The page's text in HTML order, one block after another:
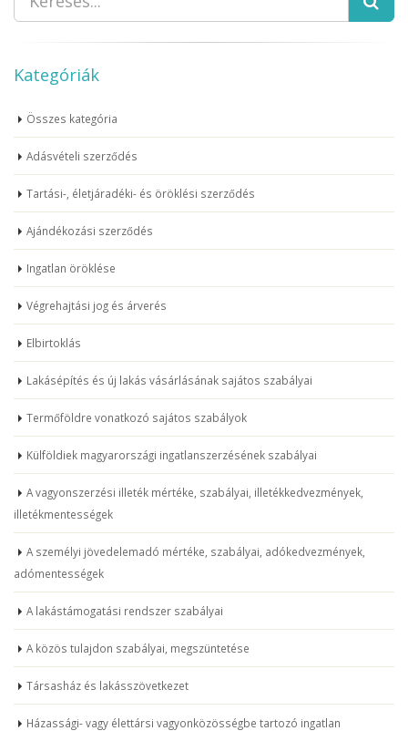
Kategóriák
Összes kategória
Adásvételi szerződés
Tartási-, életjáradéki- és öröklési szerződés
Ajándékozási szerződés
Ingatlan öröklése
Végrehajtási jog és árverés
Elbirtoklás
Lakásépítés és új lakás vásárlásának sajátos szabályai
Termőföldre vonatkozó sajátos szabályok
Külföldiek magyarországi ingatlanszerzésének szabályai
A vagyonszerzési illeték mértéke, szabályai, illetékkedvezmények,
illetékmentességek
A személyi jövedelemadó mértéke, szabályai, adókedvezmények,
adómentességek
A lakástámogatási rendszer szabályai
A közös tulajdon szabályai, megszüntetése
Társasház és lakásszövetkezet
Házassági- vagy élettársi vagyonközösségbe tartozó ingatlan